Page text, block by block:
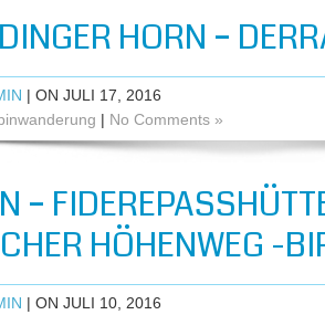
HORN –
| ON JULI 17, 2016
| No Comments »
–
HÖHENWEG -
| ON JULI 10, 2016